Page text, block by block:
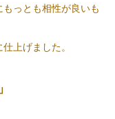
っとも相性が良いも
上げました。